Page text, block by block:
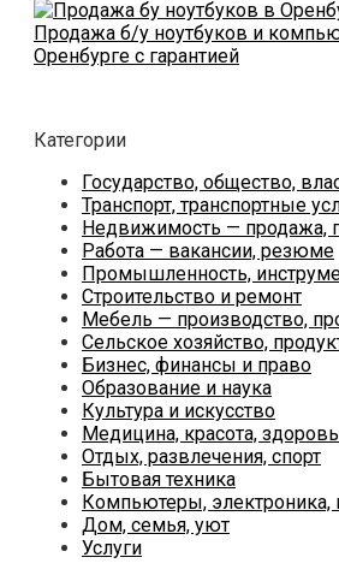
Продажа б/у ноутбуков и
Оренбурге с гарантией
Категории
Государство, общество,
Транспорт, транспортные
Недвижимость — продажа,
Работа — вакансии, резюме
Промышленность,
Строительство и ремонт
Мебель — производство,
Сельское хозяйство,
Бизнес, финансы и право
Образование и наука
Культура и искусство
Медицина, красота,
Отдых, развлечения, спорт
Бытовая техника
Компьютеры, электроника,
Дом, семья, уют
Услуги